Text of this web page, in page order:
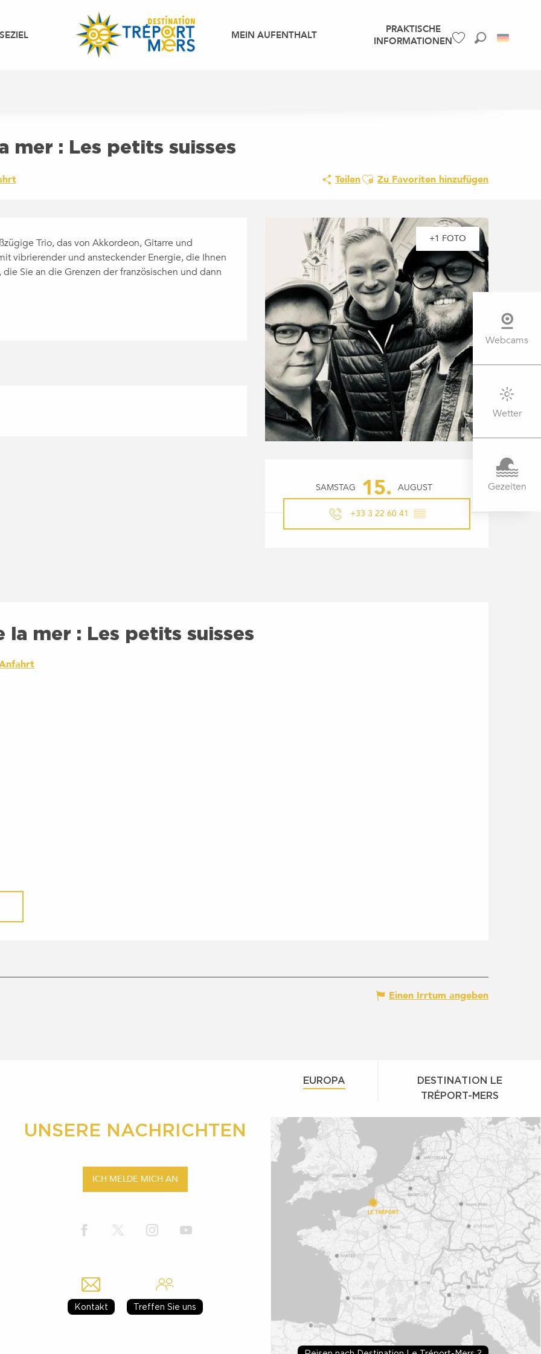
MEIN AUFENTHALT
PRAKTISCHE
INFORMATIONEN
Webcams
Wetter
Gezeiten
mer : Les petits suisses
TeilenAjouter aux favoris
Zu Favoriten hinzufügen
+1 FOTO
ÖFFNUNGSZEITEN &
SAMSTAG 15. AUGUST
+33 3 22 60 41 ▒▒
Trio, das von Akkordeon, Gitarre und
vibrierender und ansteckender Energie, die Ihnen
Sie an die Grenzen der französischen und dann
la mer : Les petits suisses
Einen Irrtum angeben
UNSERE NACHRICHTEN
ICH MELDE MICH AN
Kontakt Treffen Sie uns
EUROPA
DESTINATION LE
TRÉPORT-MERS